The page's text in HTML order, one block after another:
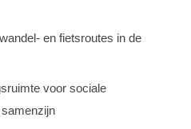
en fietsroutes in de
voor sociale